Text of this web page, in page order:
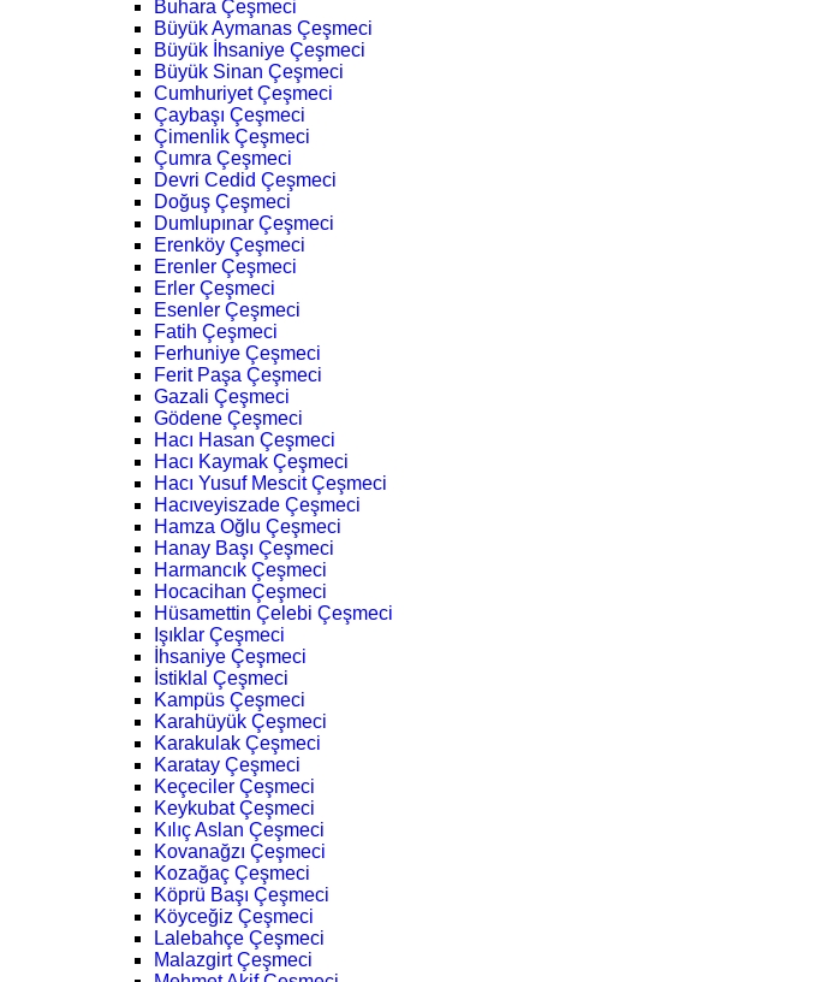
Buhara Çeşmeci
Büyük Aymanas Çeşmeci
Büyük İhsaniye Çeşmeci
Büyük Sinan Çeşmeci
Cumhuriyet Çeşmeci
Çaybaşı Çeşmeci
Çimenlik Çeşmeci
Çumra Çeşmeci
Devri Cedid Çeşmeci
Doğuş Çeşmeci
Dumlupınar Çeşmeci
Erenköy Çeşmeci
Erenler Çeşmeci
Erler Çeşmeci
Esenler Çeşmeci
Fatih Çeşmeci
Ferhuniye Çeşmeci
Ferit Paşa Çeşmeci
Gazali Çeşmeci
Gödene Çeşmeci
Hacı Hasan Çeşmeci
Hacı Kaymak Çeşmeci
Hacı Yusuf Mescit Çeşmeci
Hacıveyiszade Çeşmeci
Hamza Oğlu Çeşmeci
Hanay Başı Çeşmeci
Harmancık Çeşmeci
Hocacihan Çeşmeci
Hüsamettin Çelebi Çeşmeci
Işıklar Çeşmeci
İhsaniye Çeşmeci
İstiklal Çeşmeci
Kampüs Çeşmeci
Karahüyük Çeşmeci
Karakulak Çeşmeci
Karatay Çeşmeci
Keçeciler Çeşmeci
Keykubat Çeşmeci
Kılıç Aslan Çeşmeci
Kovanağzı Çeşmeci
Kozağaç Çeşmeci
Köprü Başı Çeşmeci
Köyceğiz Çeşmeci
Lalebahçe Çeşmeci
Malazgirt Çeşmeci